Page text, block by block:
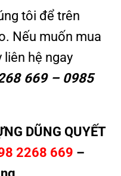
tôi để trên
Nếu muốn mua
liên hệ ngay
669 – 0985
DŨNG QUYẾT
2268 669 –